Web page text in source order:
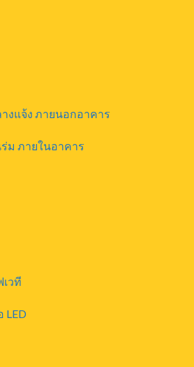
งแจ้ง ภายนอกอาคาร
ม ภายในอาคาร
วที
LED